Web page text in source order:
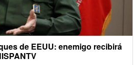
de EEUU: enemigo recibirá